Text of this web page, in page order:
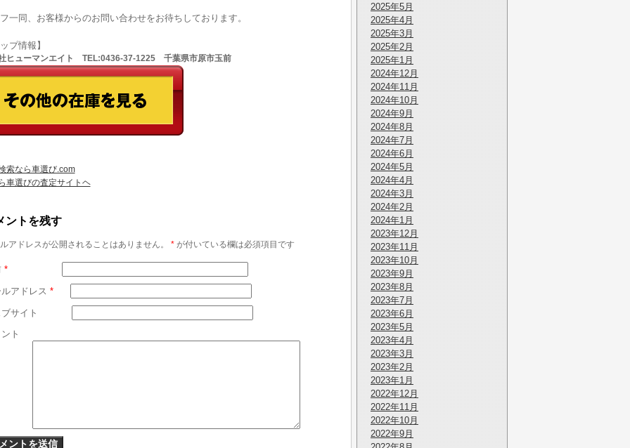
2025年5月
2025年4月
2025年3月
2025年2月
2025年1月
2024年12月
2024年11月
2024年10月
2024年9月
2024年8月
2024年7月
2024年6月
2024年5月
2024年4月
2024年3月
2024年2月
2024年1月
2023年12月
2023年11月
2023年10月
2023年9月
2023年8月
2023年7月
2023年6月
2023年5月
2023年4月
2023年3月
2023年2月
2023年1月
2022年12月
2022年11月
2022年10月
2022年9月
一同、お客様からのお問い合わせをお待ちしております。
ップ情報】
ヒューマンエイト TEL:0436-37-1225 千葉県市原市玉前
索なら車選び.com
車選びの査定サイトヘ
ントを残す
アドレスが公開されることはありません。 *が付いている欄は必須項目です
*
ルアドレス *
サイト
ト